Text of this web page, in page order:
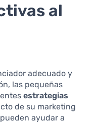
al
adecuado y
las pequeñas
estrategias
de su marketing
ayudar a